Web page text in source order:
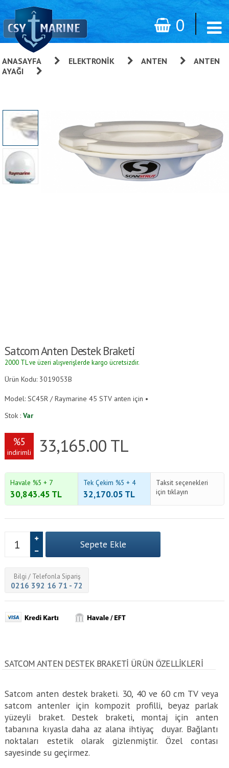
0
ANASAYFA ELEKTRONIK ANTEN
ANTEN
AYAĞI
Satcom Anten Destek Braketi
2000 TL ve üzeri alışverişlerde kargo ücretsizdir.
Ürün Kodu: 3019053B
Model: SC45R / Raymarine 45 STV anten için •
Stok :Var
%5
indirimli 33,165.00 TL
Havale %5 + 7
30,843.45 TL
Tek Çekim %5 + 4
32,170.05 TL
Taksit seçenekleri
için tıklayın
Bilgi / Telefonla Sipariş
0216 392 16 71 - 72
SATCOM ANTEN DESTEK BRAKETI ÜRÜN ÖZELLİKLERİ
Satcom anten destek braketi. 30, 40 ve 60 cm TV veya
satcom antenler için kompozit profilli, beyaz parlak
yüzeyli braket. Destek braketi, montaj için anten
tabanına kıyasla daha az alana ihtiyaç duyar. Bağlantı
noktaları estetik olarak gizlenmiştir. Özel contası
sayesinde su geçirmez.